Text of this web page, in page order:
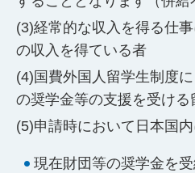
経常的な収入を得る仕
の収入を得ている者
国費外国人留学生制度
の奨学金等の支援を受ける
申請時において日本国
現在財団等の奨学金を